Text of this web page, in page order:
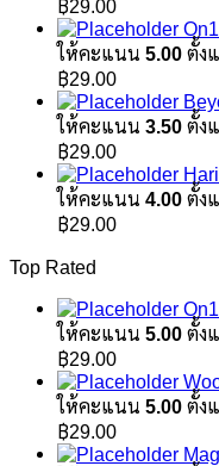
฿29.00
ให้คะแนน 5.00 ตั้ง
฿29.00
ให้คะแนน 3.50 ตั้ง
฿29.00
ให้คะแนน 4.00 ตั้ง
฿29.00
Top Rated
ให้คะแนน 5.00 ตั้ง
฿29.00
ให้คะแนน 5.00 ตั้ง
฿29.00